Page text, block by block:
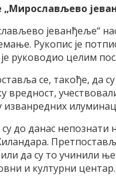
„Мирослављево
јеванђеље“
Рукопис је
руководио целим
се, такође, да
вредност,
изванредних
до данас непознати
да су то учинили
и културни центар.